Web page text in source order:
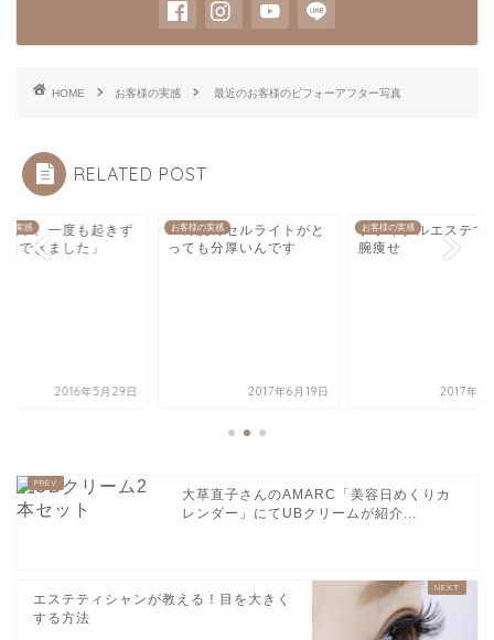
HOME お客様の実感 最近のお客様のビフォーアフター写真
RELATED POST
の実感
晩中、一度も起きず
睡できました」
2016年5月29日
お客様の実感
二の腕のセルライトがと
っても分厚いんです
2017年6月19日
お客様の実感
ブライダルエステで
腕痩せ
2017年1
大草直子さんのAMARC「美容日めくりカ
レンダー」にてUBクリームが紹介...
エステティシャンが教える！目を大きく
する方法